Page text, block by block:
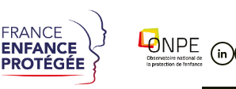
au
contenu
principal
au
menu
principal
au
pied
de
page